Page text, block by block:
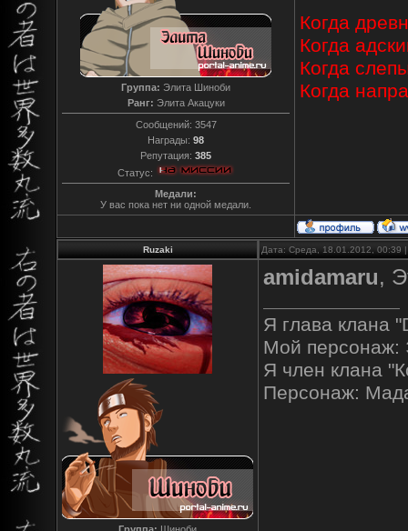
Группа: Элита Шиноби
Ранг: Элита Акацуки
Сообщений: 3547
Награды: 98
Репутация: 385
Статус:
Медали:
У вас пока нет ни одной медали.
Когда
Когда
Когда
Когда
Ruzaki Дата: Среда, 18.01.2012,
amidamaru,
Я глава клана
Мой персонаж:
Я член клана
Персонаж: